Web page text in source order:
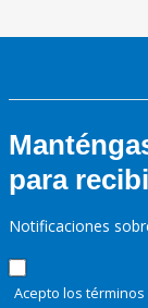
para
Notificaciones
Acepto los términos